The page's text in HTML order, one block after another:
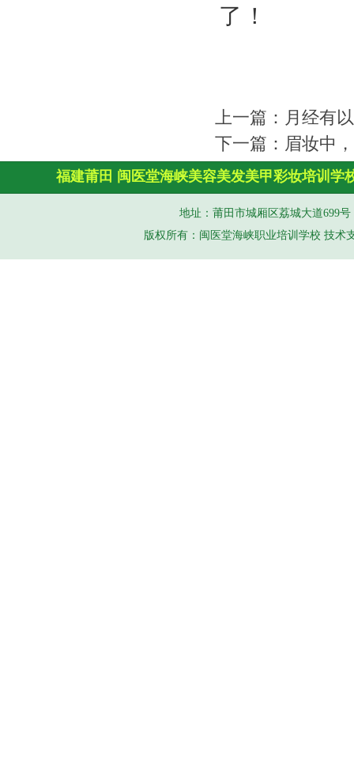
了！
上一篇： 月经有
下一篇： 眉妆中
地址：莆田市城厢区荔城大道699
版权所有：闽医堂海峡职业培训学校 技术
福建莆田 闽医堂海峡美容美发美甲彩妆培训学